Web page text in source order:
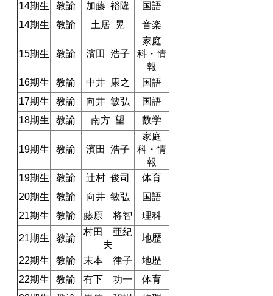
14期生 教諭 加藤 裕隆
国語
14期生
教諭 土居 晃 音楽
15期生 教諭 濱田 浩子
家庭
科・情
報
16期生
教諭 中井 康之
国語
17期生
教諭 向井 敏弘
国語
18期生
教諭 南方 望 数学
19期生 教諭 濱田 浩子
家庭
科・情
報
19期生
教諭 辻村 俊司
体育
20期生
教諭 向井 敏弘
国語
21期生
教諭 藤原 将智 理科
21期生 教諭
村田 亜紀
夫
地歴
22期生 教諭 末本 律子
地歴
22期生
教諭 有下 功一
体育